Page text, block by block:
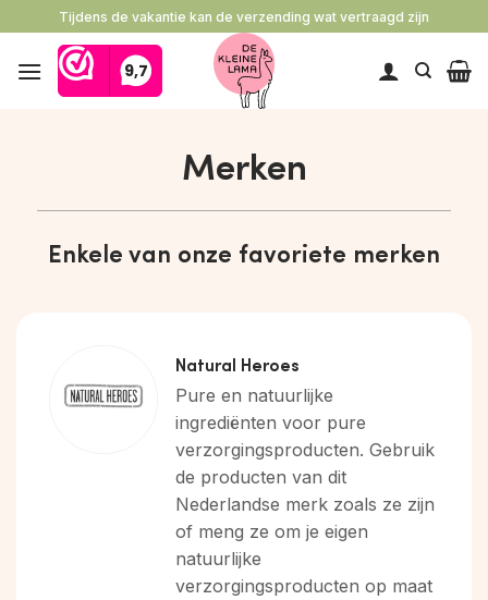
naar
inhoud
Tijdens de vakantie kan de verzending wat vertraagd zijn
Merken
Enkele van onze favoriete merken
Natural Heroes
Pure en natuurlijke
ingrediënten voor pure
verzorgingsproducten. Gebruik
de producten van dit
Nederlandse merk zoals ze zijn
of meng ze om je eigen
natuurlijke
verzorgingsproducten op maat